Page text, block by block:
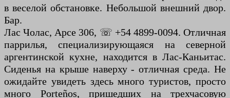
в веселой обстановке. Небольшой внешний двор.
Бар.
Лас Чолас, Арсе 306, ☏ +54 4899-0094. Отличная
паррилья, специализирующаяся на северной
аргентинской кухне, находится в Лас-Каньитас.
Сиденья на крыше наверху - отличная среда. Не
ожидайте увидеть здесь много туристов, просто
много Porteños, пришедших на трехчасовую